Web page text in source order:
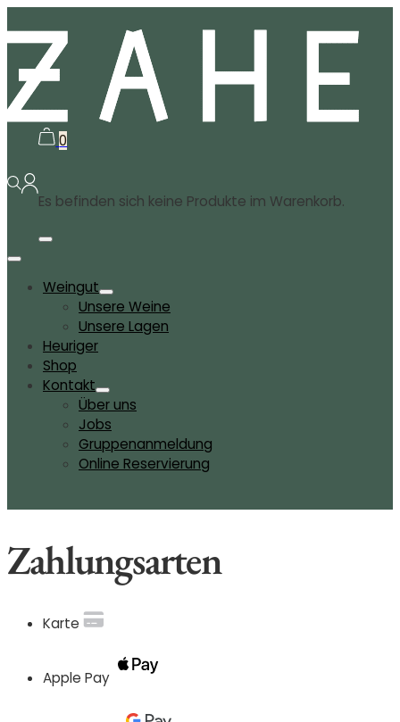
0
Es befinden sich keine Produkte im Warenkorb.
Weingut
Unsere Weine
Unsere Lagen
Heuriger
Shop
Kontakt
Über uns
Jobs
Gruppenanmeldung
Online Reservierung
Zahlungsarten
Karte
Apple Pay